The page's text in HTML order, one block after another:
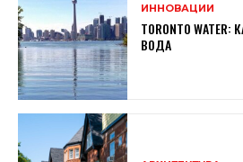
ИННОВАЦИИ
TORONTO
ВОДА